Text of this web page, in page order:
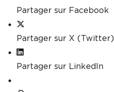
Partager sur Facebook
Partager sur X (Twitter)
Partager sur LinkedIn